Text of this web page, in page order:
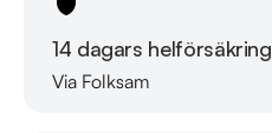
14 dagars helförsäkring
Via Folksam